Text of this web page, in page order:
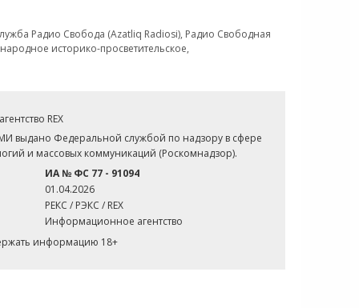
Радио Свобода (Azatliq Radiosi), Радио Свободная
историко-просветительское,
REX
выдано Федеральной службой по надзору в сфере
и массовых коммуникаций (Роскомнадзор).
ИА № ФС 77 - 91094
01.04.2026
РЕКС / РЭКС / REX
Информационное агентство
информацию 18+